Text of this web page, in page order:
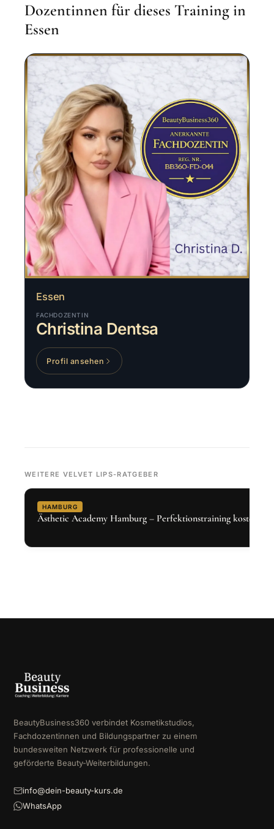
Dozentinnen für dieses Training in
Essen
Essen
FACHDOZENTIN
Christina Dentsa
Profil ansehen
WEITERE VELVET LIPS-RATGEBER
HAMBURG
Ästhetic Academy Hamburg – Perfektionstraining kostenlos
BeautyBusiness360 verbindet Kosmetikstudios,
Fachdozentinnen und Bildungspartner zu einem
bundesweiten Netzwerk für professionelle und
geförderte Beauty-Weiterbildungen.
info@dein-beauty-kurs.de
WhatsApp